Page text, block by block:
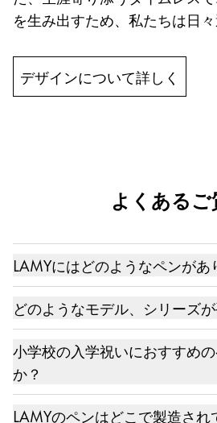
を生み出すため、私たちは日々
デザインについて詳しく
よくある
LAMYにはどのようなペンがあ
万年筆、ボールペン（油性ボ
ボール（水性ボールペン）、
ンシル）、マルチシステムペ
ジタルペンなどの高品質の筆記
す。 若い世代の方や書く頻度
間工学に基づいた万年筆から
どのようなモデル、シリーズ
世界中の筆記具ファンから愛
るデザイン、比類なき品質、
ションです。約26のシリーズ
が揃っており、それぞれの好
小学校の入学祝いにおすすめ
か？
LAMY abcにはペンシルと万
LAMYのペンはどこで製造され